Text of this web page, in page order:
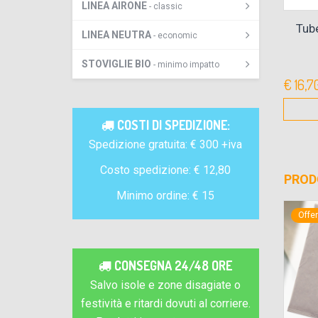
LINEA AIRONE - classic
LINEA NEUTRA - economic
STOVIGLIE BIO - minimo impatto
COSTI DI SPEDIZIONE:
Spedizione gratuita: € 300 +iva
Costo spedizione: € 12,80
Minimo ordine: € 15
CONSEGNA 24/48 ORE
Salvo isole e zone disagiate o
festività e ritardi dovuti al corriere.
Tanica 5 litri Shampoo Doccia ai
fiori di Bach bio per ricarica (TN2)
€ 27,00
Dettagli e acquisto
€